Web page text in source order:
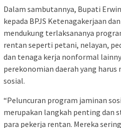
Dalam sambutannya, Bupati
kepada BPJS Ketenagakerjaan
mendukung terlaksananya
rentan seperti petani, nelayan,
dan tenaga kerja nonformal
perekonomian daerah yang
sosial.
“Peluncuran program jaminan
merupakan langkah penting dan
para pekerja rentan. Mereka